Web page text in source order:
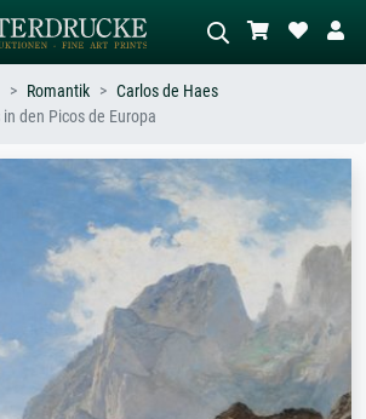
Beschreiben Sie die Szene – z.B. Grüne
Wiese, Abstrakt mit viel Rot, Dunkles
Ölgemälde, Stehender Akt neben einem
Baum.
Romantik
Carlos de Haes
den Picos de Europa